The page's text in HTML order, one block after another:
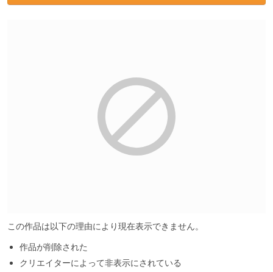
この作品は以下の理由により現在表示できません。
作品が削除された
クリエイターによって非表示にされている